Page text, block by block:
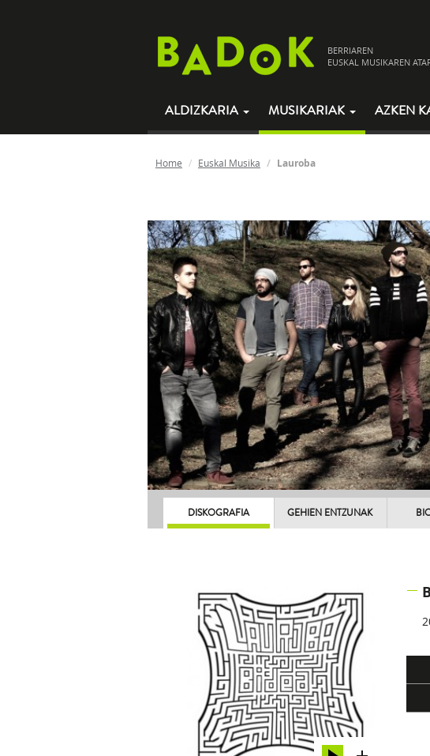
BERRIAREN
EUSKAL MUSIKAREN
ALDIZKARIA MUSIKARIAK AZKEN
Home Euskal Musika Lauroba
DISKOGRAFIA GEHIEN ENTZUNAK